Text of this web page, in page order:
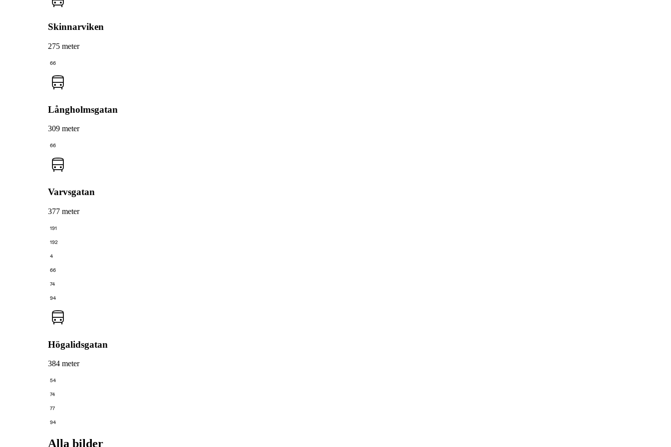
Skinnarviken
275 meter
66
Långholmsgatan
309 meter
66
Varvsgatan
377 meter
191
192
4
66
74
94
Högalidsgatan
384 meter
54
74
77
94
Alla bilder